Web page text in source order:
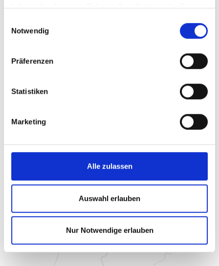
haben oder die sie im Rahmen Ihrer Nutzung der Dienste
Notwendig
Präferenzen
Statistiken
Marketing
Alle zulassen
Auswahl erlauben
Nur Notwendige erlauben
Berlin
Unsere Standorte